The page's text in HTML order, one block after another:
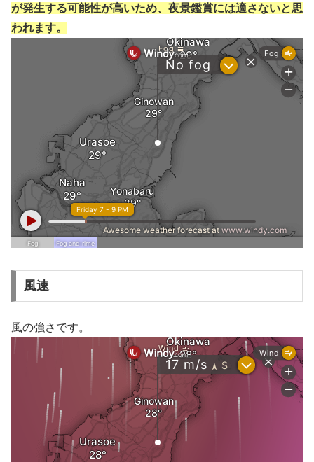
が発生する可能性が高いため、夜景鑑賞には適さないと思
われます。
風速
風の強さです。